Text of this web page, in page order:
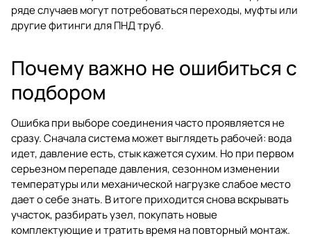
ряде случаев могут потребоватьсяпереходы, муфты или
другиефитинги для ПНД труб.
Почему важно не ошибиться с
подбором
Ошибка при выборе соединения часто проявляется не
сразу. Сначала система может выглядеть рабочей: вода
идет, давление есть, стык кажется сухим. Но при первом
серьезном перепаде давления, сезонном изменении
температуры или механической нагрузке слабое место
дает о себе знать. В итоге приходится снова вскрывать
участок, разбирать узел, покупать новые
комплектующие и тратить время на повторный монтаж.